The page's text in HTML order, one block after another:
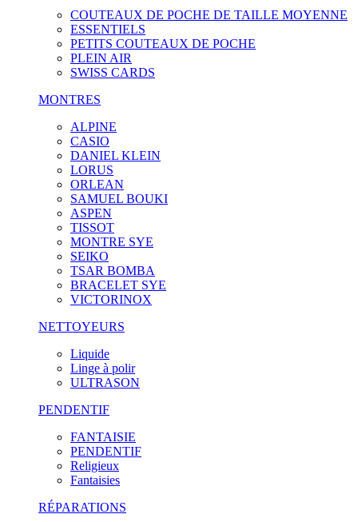
COUTEAUX DE POCHE DE TAILLE MOYENNE
ESSENTIELS
PETITS COUTEAUX DE POCHE
PLEIN AIR
SWISS CARDS
MONTRES
ALPINE
CASIO
DANIEL KLEIN
LORUS
ORLEAN
SAMUEL BOUKI
ASPEN
TISSOT
MONTRE SYE
SEIKO
TSAR BOMBA
BRACELET SYE
VICTORINOX
NETTOYEURS
Liquide
Linge à polir
ULTRASON
PENDENTIF
FANTAISIE
PENDENTIF
Religieux
Fantaisies
RÉPARATIONS